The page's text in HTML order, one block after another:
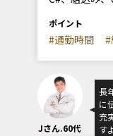
ポイント
#通勤時間 #
Jさん.60代
長
に
充
す